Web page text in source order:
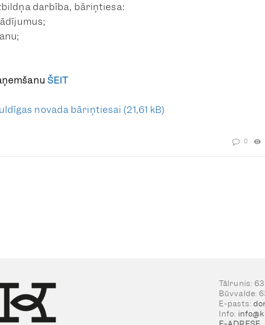
darbība, bāriņtiesa:
ŠEIT
novada bāriņtiesai
0
Tālrunis:
Būvvalde:
E-pasts:
Info: